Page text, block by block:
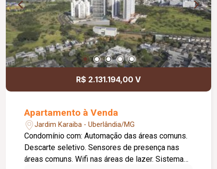
R$ 2.131.194,00 V
Apartamento à Venda
Jardim Karaiba - Uberlândia/MG
Condomínio com: Automação das áreas comuns.
Descarte seletivo. Sensores de presença nas
áreas comuns. Wifi nas áreas de lazer. Sistema